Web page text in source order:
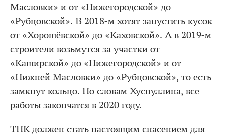
Масловки» и от «Нижегородской» до
«Рубцовской». В 2018-м хотят запустить кусок
от «Хорошёвской» до «Каховской». А в 2019-м
строители возьмутся за участки от
«Каширской» до «Нижегородской» и от
«Нижней Масловки» до «Рубцовской», то есть
замкнут кольцо. По словам Хуснуллина, все
работы закончатся в 2020 году.
ТПК должен стать настоящим спасением для